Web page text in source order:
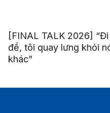
[FINAL TALK 2026]
đề, tôi quay lưng khỏi
khác”